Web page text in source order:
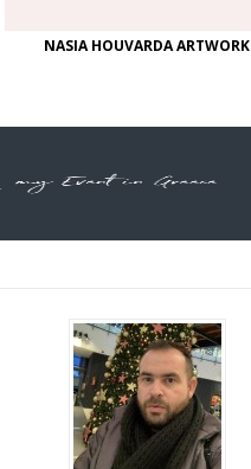
NASIA HOUVARDA ARTWORK